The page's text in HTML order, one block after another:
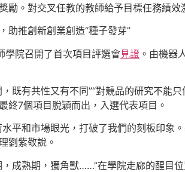
勵。對交叉任教的教師給予目標任務績
助推創新創業創造“種子發芽”
學院召開了首次項目評選會見證 。由機器
既有共性又有不同”“對競品的研究不能
終7個項目脫穎而出，入選代表項目。
平和市場眼光，打破了我們的刻板印象
劉紫敬說。
成熟期，獨角獸……”在學院走廊的醒目